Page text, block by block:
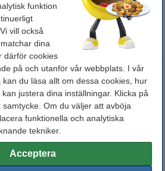
funktion
vill också
dina
därför cookies
på och utanför vår webbplats. I vår
kan du läsa allt om dessa cookies, hur
justera dina inställningar. Klicka på
Om du väljer att avböja
funktionella och analytiska
tekniker.
Acceptera
produkter
|
ark